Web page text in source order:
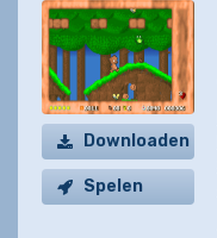
Downloaden
Spelen